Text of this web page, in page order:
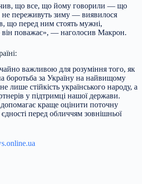
що все, що йому говорили — що
не переживуть зиму — виявилося
що перед ним стоять мужні,
він поважає», — наголосив Макрон.
важливою для розуміння того, як
боротьба за Україну на найвищому
лише стійкість українського народу, а
у підтримці нашої держави.
краще оцінити поточну
перед обличчям зовнішньої